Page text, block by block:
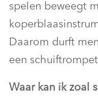
spelen beweegt
Daarom durft
een
Waar kan ik zoal